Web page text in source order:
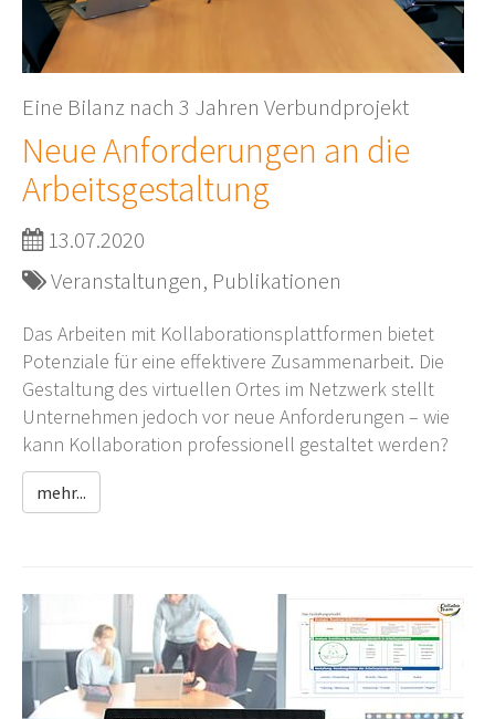
Eine Bilanz nach 3 Jahren Verbundprojekt
Neue Anforderungen an die
Arbeitsgestaltung
13.07.2020
Veranstaltungen, Publikationen
Das Arbeiten mit Kollaborationsplattformen bietet
Potenziale für eine effektivere Zusammenarbeit. Die
Gestaltung des virtuellen Ortes im Netzwerk stellt
Unternehmen jedoch vor neue Anforderungen – wie
kann Kollaboration professionell gestaltet werden?
mehr...